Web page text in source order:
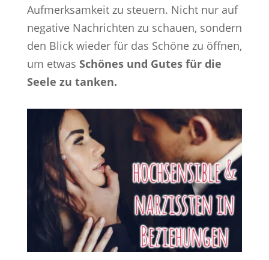
Aufmerksamkeit zu steuern. Nicht nur auf
negative Nachrichten zu schauen, sondern
den Blick wieder für das Schöne zu öffnen,
um etwas Schönes und Gutes für die
Seele zu tanken.